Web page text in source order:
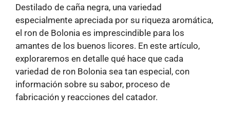
Destilado de caña negra, una variedad
especialmente apreciada por su riqueza aromática,
el ron de Bolonia es imprescindible para los
amantes de los buenos licores. En este artículo,
exploraremos en detalle qué hace que cada
variedad de ron Bolonia sea tan especial, con
información sobre su sabor, proceso de
fabricación y reacciones del catador.